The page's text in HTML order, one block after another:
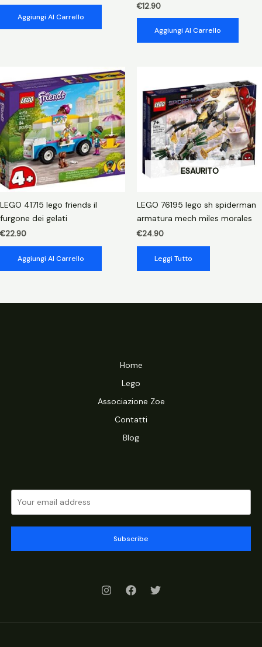
Aggiungi Al Carrello
€12.90
Aggiungi Al Carrello
LEGO 41715 lego friends il
furgone dei gelati
€22.90
Aggiungi Al Carrello
ESAURITO
LEGO 76195 lego sh spiderman
armatura mech miles morales
€24.90
Leggi Tutto
Home
Lego
Associazione Zoe
Contatti
Blog
Subscribe